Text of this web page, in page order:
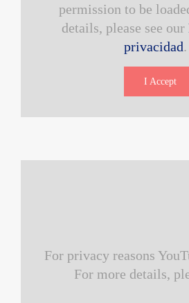
permission to be
details, please see our
privacidad.
I Accept
For privacy reasons
For more details,